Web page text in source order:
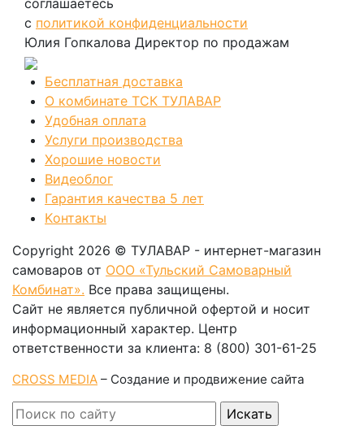
соглашаетесь
с политикой конфиденциальности
Юлия Гопкалова Директор по продажам
Бесплатная доставка
О комбинате ТСК ТУЛАВАР
Удобная оплата
Услуги производства
Хорошие новости
Видеоблог
Гарантия качества 5 лет
Kонтакты
Copyright 2026 © ТУЛАВАР - интернет-магазин
самоваров от ООО «Тульский Самоварный
Комбинат». Все права защищены.
Сайт не является публичной офертой и носит
информационный характер. Центр
ответственности за клиента: 8 (800) 301-61-25
CROSS MEDIA – Создание и продвижение сайта